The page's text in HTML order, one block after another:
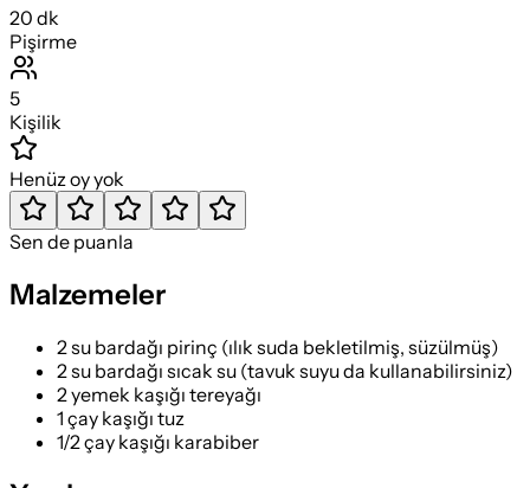
20 dk
Pişirme
5
Kişilik
Henüz oy yok
Sen de puanla
Malzemeler
2 su bardağı pirinç (ılık suda bekletilmiş, süzülmüş)
2 su bardağı sıcak su (tavuk suyu da kullanabilirsiniz)
2 yemek kaşığı tereyağı
1 çay kaşığı tuz
1/2 çay kaşığı karabiber